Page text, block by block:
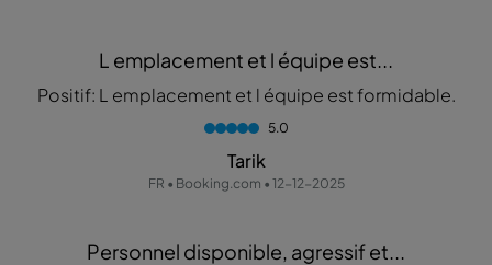
L emplacement et l équipe est...
Positif: L emplacement et l équipe est formidable.
5.0
Tarik
FR • Booking.com • 12-12-2025
Personnel disponible, agressif et...